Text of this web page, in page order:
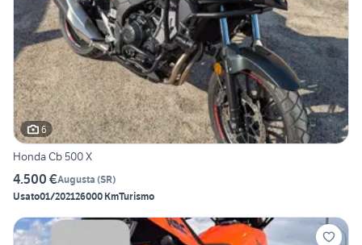
6
Honda Cb 500 X
4.500 €Augusta (SR)
Usato01/202126000 KmTurismo